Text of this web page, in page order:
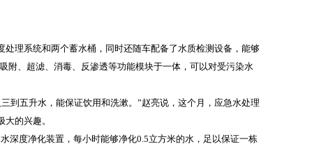
理系统和两个蓄水桶，同时还随车配备了水质检测设备，能够
附、超滤、消毒、反渗透等功能模块于一体，可以对受污染水
五升水，能保证饮用和洗漱。”赵亮说，这个月，应急水处理
的兴趣。
度净化装置，每小时能够净化0.5立方米的水，足以保证一栋